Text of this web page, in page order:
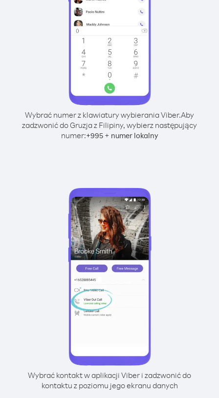
Wybrać numer z klawiatury wybierania Viber.Aby
zadzwonić do Gruzja z Filipiny, wybierz następujący
numer:+995+ numer lokalny
Wybrać kontakt w aplikacji Viber i zadzwonić do
kontaktu z poziomu jego ekranu danych